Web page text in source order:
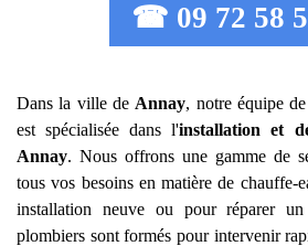
☎ 09 72 58
Dans la ville de Annay, notre équipe
est spécialisée dans l'installation et
Annay. Nous offrons une gamme de
tous vos besoins en matière de chauffe-
installation neuve ou pour réparer
plombiers sont formés pour intervenir